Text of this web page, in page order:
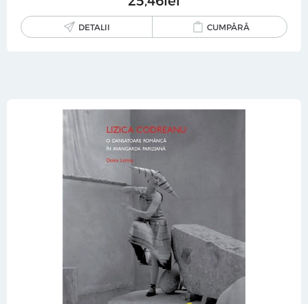
DETALII CUMPĂRĂ